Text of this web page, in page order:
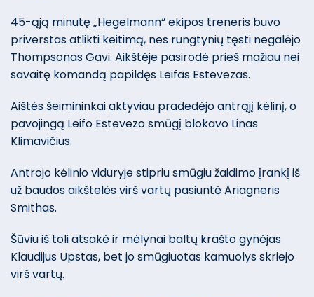
45-ąją minutę „Hegelmann“ ekipos treneris buvo
priverstas atlikti keitimą, nes rungtynių tęsti negalėjo
Thompsonas Gavi. Aikštėje pasirodė prieš mažiau nei
savaitę komandą papildęs Leifas Estevezas.
Aištės šeimininkai aktyviau pradedėjo antrąjį kėlinį, o
pavojingą Leifo Estevezo smūgį blokavo Linas
Klimavičius.
Antrojo kėlinio viduryje stipriu smūgiu žaidimo įrankį iš
už baudos aikštelės virš vartų pasiuntė Ariagneris
Smithas.
Šūviu iš toli atsakė ir mėlynai baltų krašto gynėjas
Klaudijus Upstas, bet jo smūgiuotas kamuolys skriejo
virš vartų.